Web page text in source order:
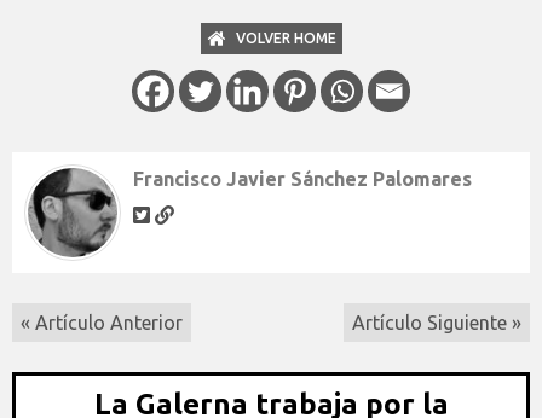
VOLVER HOME
Francisco Javier Sánchez Palomares
« Artículo Anterior Artículo Siguiente »
La Galerna trabaja por la